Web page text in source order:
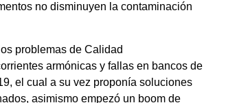
no disminuyen la contaminación
problemas de Calidad
armónicas y fallas en bancos de
el cual a su vez proponía soluciones
asimismo empezó un boom de